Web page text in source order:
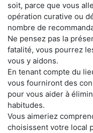
soit, parce que vous
opération curative ou
nombre de
Ne pensez pas la
fatalité, vous pourrez
vous y aidons.
En tenant compte du
vous fourniront des
pour vous aider à
habitudes.
Vous aimeriez
choisissent votre local